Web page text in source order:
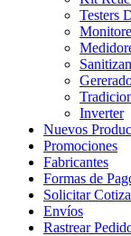
Testers
Inverter
Nuevos
Promociones
Fabricantes
Formas de
Solicitar
Envíos
Rastrear